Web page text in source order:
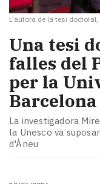
L'autora de la tesi
​Una tesi
falles del
per la
Barcelona
La investigadora
la Unesco va
d'Àneu